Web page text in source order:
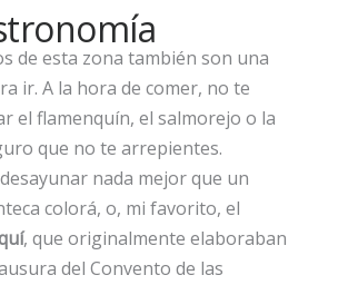
de esta zona también son una
ir. A la hora de comer, no te
el flamenquín, el salmorejo o la
que no te arrepientes.
nada mejor que un
colorá, o, mi favorito, el
, que originalmente elaboraban
del Convento de las